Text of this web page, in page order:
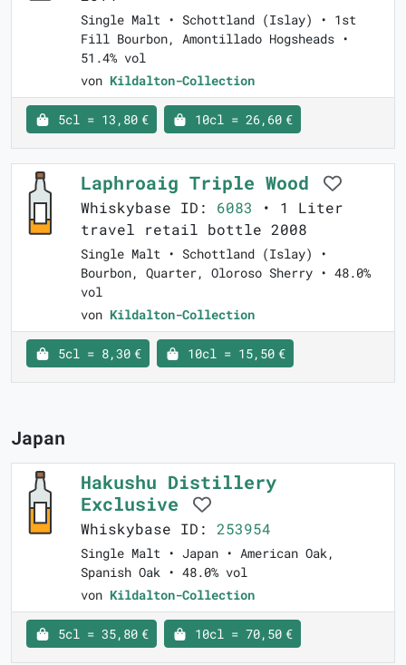
Single Malt • Schottland (Islay) • 1st
Fill Bourbon, Amontillado Hogsheads •
51.4% vol
von Kildalton-Collection
5cl = 13,80 € 10cl = 26,60 €
Laphroaig Triple Wood
Whiskybase ID: 6083 • 1 Liter
travel retail bottle 2008
Single Malt • Schottland (Islay) •
Bourbon, Quarter, Oloroso Sherry • 48.0%
vol
von Kildalton-Collection
5cl = 8,30 € 10cl = 15,50 €
Japan
Hakushu Distillery
Exclusive
Whiskybase ID: 253954
Single Malt • Japan • American Oak,
Spanish Oak • 48.0% vol
von Kildalton-Collection
5cl = 35,80 € 10cl = 70,50 €